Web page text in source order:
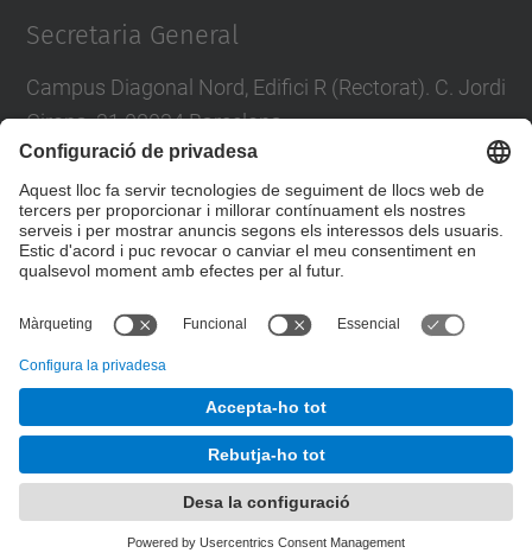
Secretaria General
Campus Diagonal Nord, Edifici R (Rectorat). C. Jordi
Girona, 31 08034 Barcelona
E-mail :secretaria.general@upc.edu
Formulari de contacte
Secretaria General:
Desenvolupat amb